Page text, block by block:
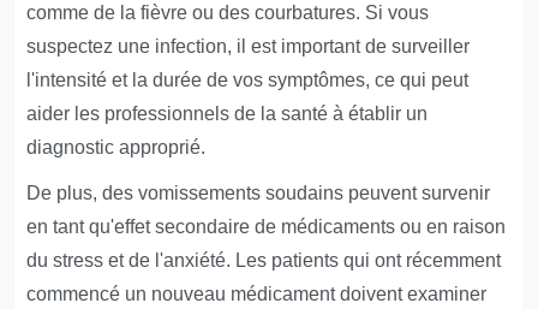
comme de la fièvre ou des courbatures. Si vous
suspectez une infection, il est important de surveiller
l'intensité et la durée de vos symptômes, ce qui peut
aider les professionnels de la santé à établir un
diagnostic approprié.
De plus, des vomissements soudains peuvent survenir
en tant qu'effet secondaire de médicaments ou en raison
du stress et de l'anxiété. Les patients qui ont récemment
commencé un nouveau médicament doivent examiner